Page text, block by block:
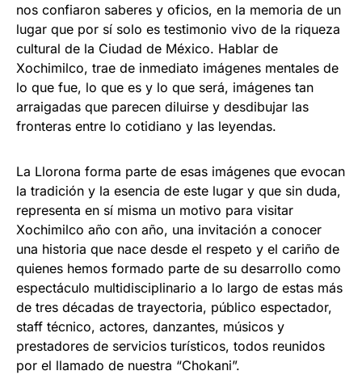
nos confiaron saberes y oficios, en la memoria de un
lugar que por sí solo es testimonio vivo de la riqueza
cultural de la Ciudad de México. Hablar de
Xochimilco, trae de inmediato imágenes mentales de
lo que fue, lo que es y lo que será, imágenes tan
arraigadas que parecen diluirse y desdibujar las
fronteras entre lo cotidiano y las leyendas.
La Llorona forma parte de esas imágenes que evocan
la tradición y la esencia de este lugar y que sin duda,
representa en sí misma un motivo para visitar
Xochimilco año con año, una invitación a conocer
una historia que nace desde el respeto y el cariño de
quienes hemos formado parte de su desarrollo como
espectáculo multidisciplinario a lo largo de estas más
de tres décadas de trayectoria, público espectador,
staff técnico, actores, danzantes, músicos y
prestadores de servicios turísticos, todos reunidos
por el llamado de nuestra “Chokani”.